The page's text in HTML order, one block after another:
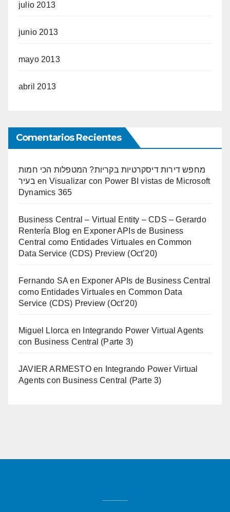
julio 2013
junio 2013
mayo 2013
abril 2013
Comentarios Recientes
מחפש דירות דיסקרטיות בקריות? המטפלות הכי חמות
בעיר en Visualizar con Power BI vistas de Microsoft
Dynamics 365
Business Central – Virtual Entity – CDS – Gerardo
Rentería Blog en Exponer APIs de Business
Central como Entidades Virtuales en Common
Data Service (CDS) Preview (Oct’20)
Fernando SA en Exponer APIs de Business Central
como Entidades Virtuales en Common Data
Service (CDS) Preview (Oct’20)
Miguel Llorca en
Integrando Power Virtual Agents
con Business Central (Parte 3)
JAVIER ARMESTOen
Integrando Power Virtual
Agents con Business Central (Parte 3)